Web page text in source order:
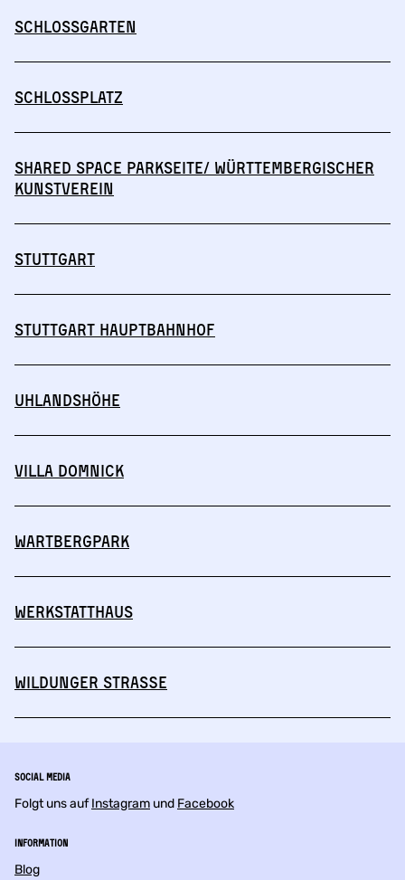
Schlossgarten
Schlossplatz
Shared Space Parkseite/ Württembergischer
Kunstverein
Stuttgart
Stuttgart Hauptbahnhof
Uhlandshöhe
Villa Domnick
Wartbergpark
Werkstatthaus
Wildunger Straße
Social Media
Folgt uns aufInstagram und Facebook
Information
Blog